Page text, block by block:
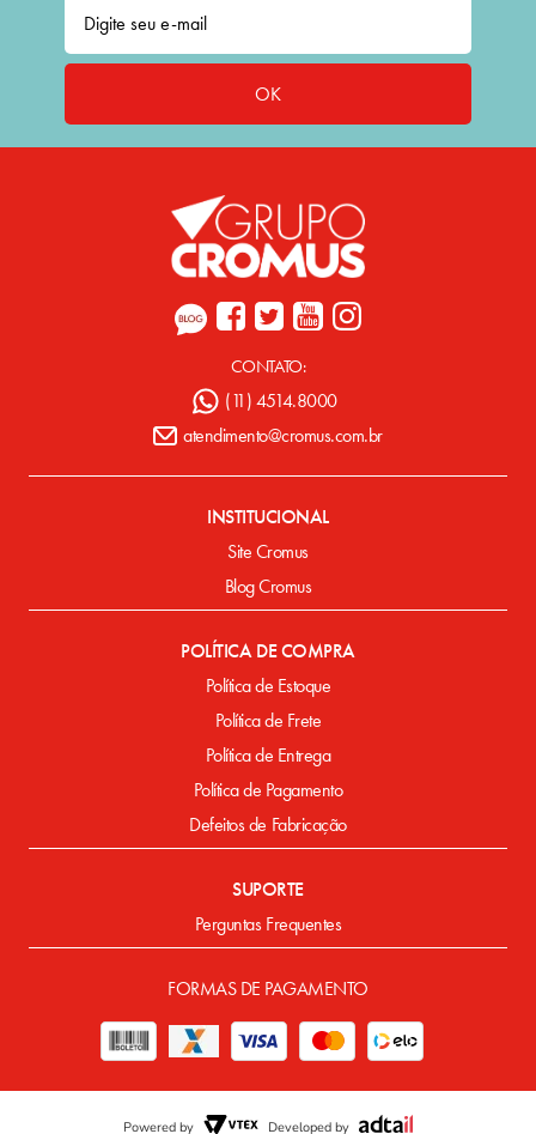
OK
CONTATO:
(11) 4514.8000
atendimento@cromus.com.br
INSTITUCIONAL
Site Cromus
Blog Cromus
POLÍTICA DE COMPRA
Política de Estoque
Política de Frete
Política de Entrega
Política de Pagamento
Defeitos de Fabricação
SUPORTE
Perguntas Frequentes
FORMAS DE PAGAMENTO
Powered by Developed by